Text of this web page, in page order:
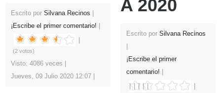
Escrito por Silvana Recinos
¡Escribe el primer comentario!
(2 votos)
Visto: 4086 veces
Jueves, 09 Julio 2020 12:07
A 2020
Escrito por Silvana Recinos
¡Escribe el primer
comentario!